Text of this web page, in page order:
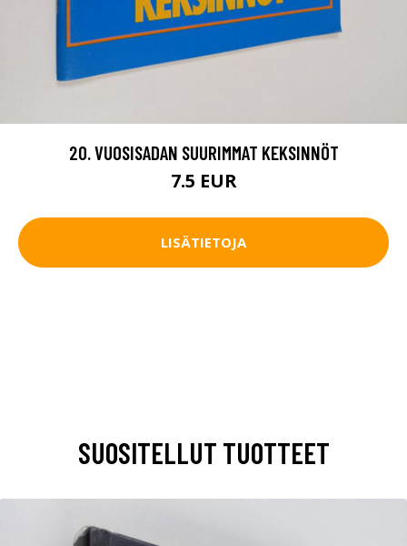
20. VUOSISADAN SUURIMMAT KEKSINNÖT
7.5 EUR
LISÄTIETOJA
SUOSITELLUT TUOTTEET